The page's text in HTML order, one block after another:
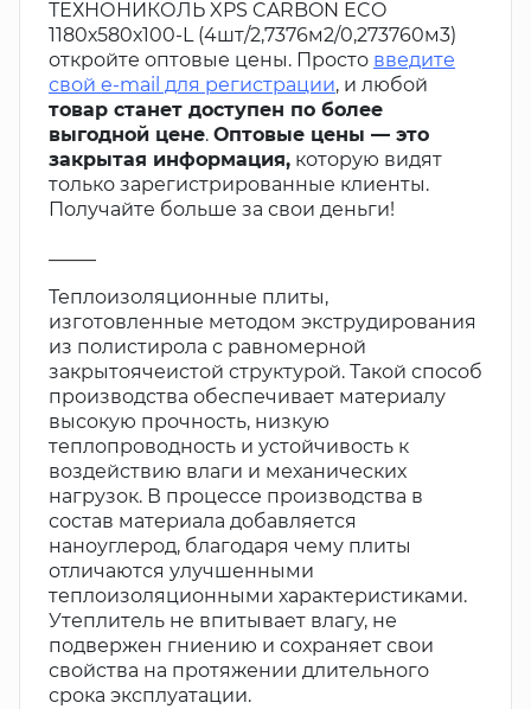
ТЕХНОНИКОЛЬ XPS CARBON ECO
1180х580х100-L (4шт/2,7376м2/0,273760м3)
откройте оптовые цены. Просто введите
свой e-mail для регистрации, и любой
товар станет доступен по более
выгодной цене. Оптовые цены — это
закрытая информация, которую видят
только зарегистрированные клиенты.
Получайте больше за свои деньги!
Теплоизоляционные плиты,
изготовленные методом экструдирования
из полистирола с равномерной
закрытоячеистой структурой. Такой способ
производства обеспечивает материалу
высокую прочность, низкую
теплопроводность и устойчивость к
воздействию влаги и механических
нагрузок. В процессе производства в
состав материала добавляется
наноуглерод, благодаря чему плиты
отличаются улучшенными
теплоизоляционными характеристиками.
Утеплитель не впитывает влагу, не
подвержен гниению и сохраняет свои
свойства на протяжении длительного
срока эксплуатации.